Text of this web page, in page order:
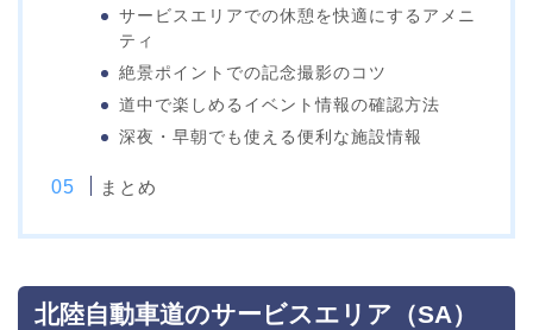
サービスエリアでの休憩を快適にするアメニ
ティ
絶景ポイントでの記念撮影のコツ
道中で楽しめるイベント情報の確認方法
深夜・早朝でも使える便利な施設情報
まとめ
北陸自動車道のサービスエリア（SA）